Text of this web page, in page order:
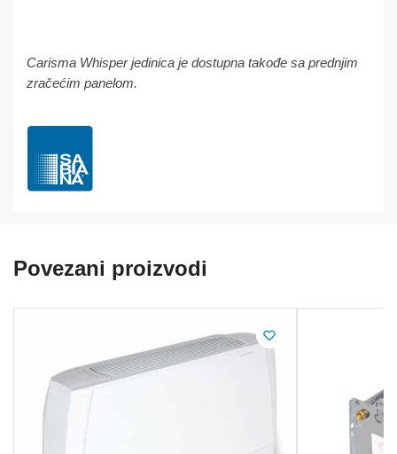
Carisma Whisper jedinica je dostupna takođe sa prednjim
zračećim panelom.
Povezani proizvodi